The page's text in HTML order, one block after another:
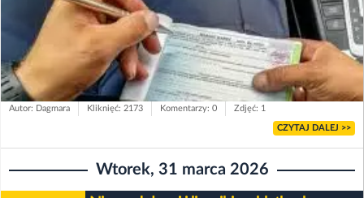
Autor: Dagmara Kliknięć: 2173 Komentarzy: 0 Zdjęć: 1
CZYTAJ DALEJ >>
Wtorek, 31 marca 2026